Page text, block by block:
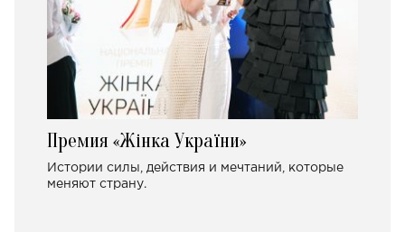
Премия «Жінка України»
Истории силы, действия и мечтаний, которые
меняют страну.